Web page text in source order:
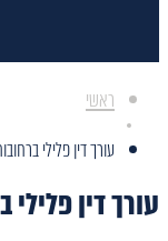
ראשי
עורך דין פלילי
עורך דין